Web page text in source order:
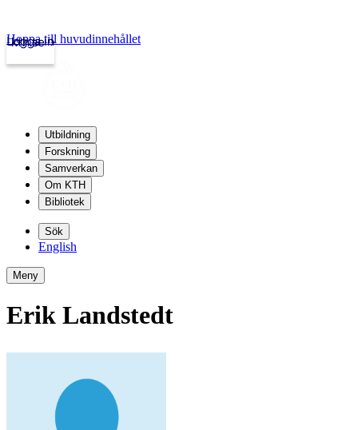
kth.se
Logga in
Hoppa till huvudinnehållet
Utbildning
Forskning
Samverkan
Om KTH
Bibliotek
Sök
English
Meny
Erik Landstedt